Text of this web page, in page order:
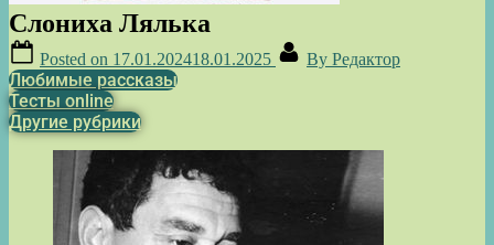
Слониха Лялька
Posted on 17.01.202418.01.2025 By Редактор
Любимые рассказы
Тесты online
Другие рубрики